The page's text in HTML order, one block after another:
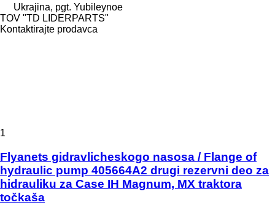
Ukrajina, pgt. Yubileynoe
TOV "TD LIDERPARTS"
Kontaktirajte prodavca
1
Flyanets gidravlicheskogo nasosa / Flange of
hydraulic pump 405664A2 drugi rezervni deo za
hidrauliku za Case IH Magnum, MX traktora
točkaša